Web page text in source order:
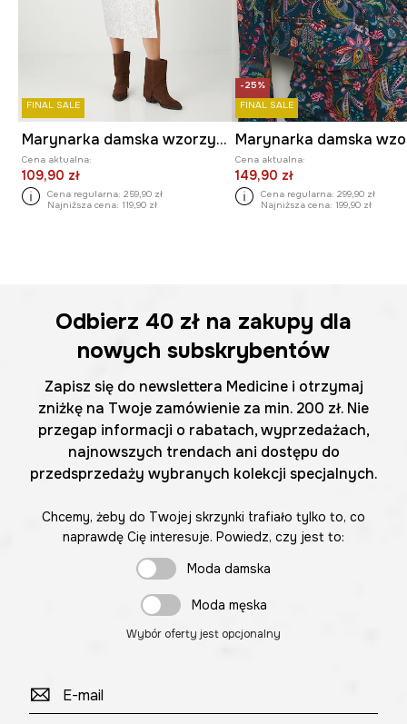
FINAL SALE
Marynarka damska wzorzysta kolor multicolor
Cena aktualna:
109,90 zł
Cena regularna: 259,90 zł
Najniższa cena: 119,90 zł
-25%
FINAL SALE
Cena aktualna:
149,90 zł
Cena regularna: 299,90 zł
Najniższa cena: 199,90 zł
Odbierz 40 zł na zakupy dla
nowych subskrybentów
Zapisz się do newslettera Medicine i otrzymaj
zniżkę na Twoje zamówienie za min. 200 zł. Nie
przegap informacji o rabatach, wyprzedażach,
najnowszych trendach ani dostępu do
przedsprzedaży wybranych kolekcji specjalnych.
Chcemy, żeby do Twojej skrzynki trafiało tylko to, co
naprawdę Cię interesuje. Powiedz, czy jest to:
Moda damska
Moda męska
Wybór oferty jest opcjonalny